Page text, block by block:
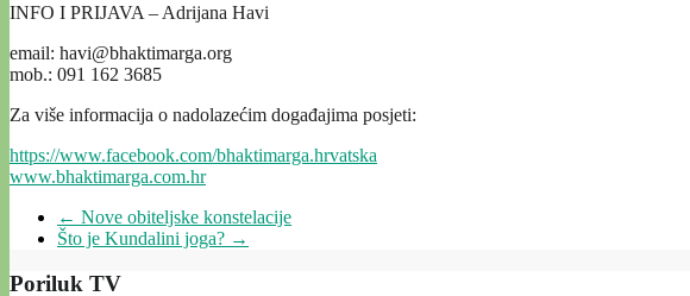
INFO I PRIJAVA – Adrijana Havi
email: havi@bhaktimarga.org
mob.: 091 162 3685
Za više informacija o nadolazećim događajima posjeti:
https://www.facebook.com/bhaktimarga.hrvatska
www.bhaktimarga.com.hr
← Nove obiteljske konstelacije
Što je Kundalini joga? →
Poriluk TV